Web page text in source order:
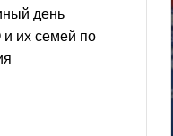
день
их семей по